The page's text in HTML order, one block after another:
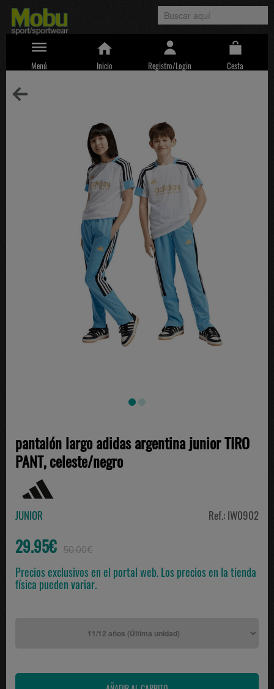
Menú Inicio Registro/Login Cesta
pantalón largo adidas argentina junior TIRO
PANT, celeste/negro
JUNIOR Ref.: IW0902
29.95€ 50.00€
Precios exclusivos en el portal web. Los precios en la tienda
física pueden variar.